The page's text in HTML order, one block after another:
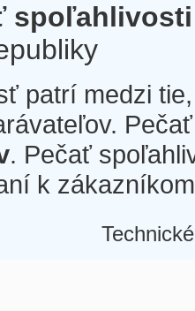
spoľahlivosti
patrí medzi
. Pečať
k